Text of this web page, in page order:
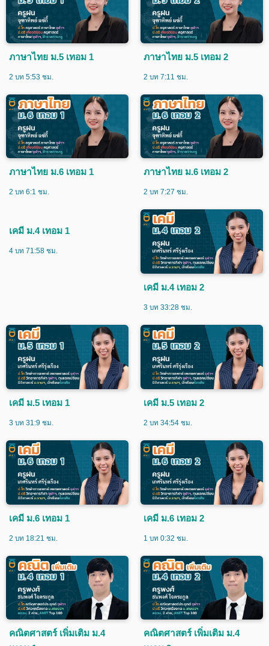
ภาษาไทย ม.5 เทอม 1
2 บท 5:53 ชม.
ภาษาไทย ม.5 เทอม 2
2 บท 7:11 ชม.
ภาษาไทย ม.6 เทอม 1
2 บท 6:1 ชม.
ภาษาไทย ม.6 เทอม 2
2 บท 7:27 ชม.
เคมี ม.4 เทอม 1
4 บท 71:58 ชม.
เคมี ม.4 เทอม 2
3 บท 33:28 ชม.
เคมี ม.5 เทอม 1
3 บท 31:9 ชม.
เคมี ม.5 เทอม 2
2 บท 34:54 ชม.
เคมี ม.6 เทอม 1
2 บท 18:21 ชม.
เคมี ม.6 เทอม 2
1 บท 0:32 ชม.
คณิตศาสตร์ เพิ่มเติม ม.4
คณิตศาสตร์ เพิ่มเติม ม.4